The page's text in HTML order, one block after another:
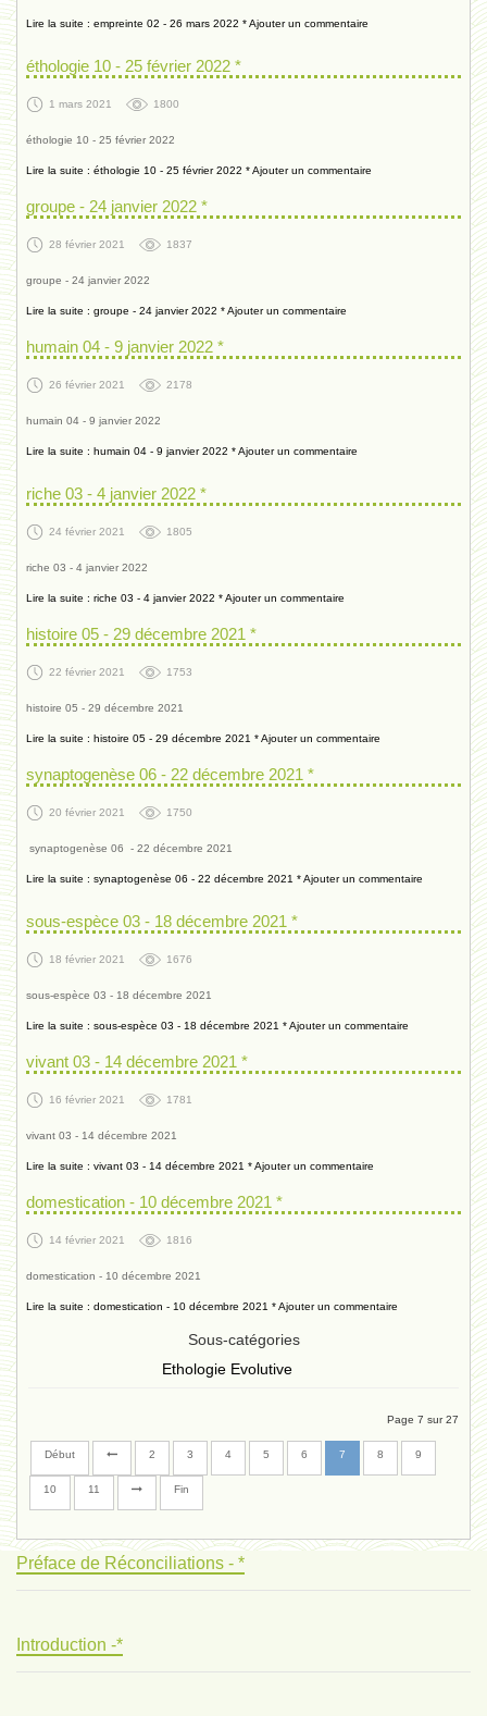
Lire la suite : empreinte 02 - 26 mars 2022 *Ajouter un commentaire
éthologie 10 - 25 février 2022 *
1 mars 2021 1800
éthologie 10 - 25 février 2022
Lire la suite : éthologie 10 - 25 février 2022 *Ajouter un commentaire
groupe - 24 janvier 2022 *
28 février 2021 1837
groupe - 24 janvier 2022
Lire la suite : groupe - 24 janvier 2022 *Ajouter un commentaire
humain 04 - 9 janvier 2022 *
26 février 2021 2178
humain 04 - 9 janvier 2022
Lire la suite : humain 04 - 9 janvier 2022 *Ajouter un commentaire
riche 03 - 4 janvier 2022 *
24 février 2021 1805
riche 03 - 4 janvier 2022
Lire la suite : riche 03 - 4 janvier 2022 *Ajouter un commentaire
histoire 05 - 29 décembre 2021 *
22 février 2021 1753
histoire 05 - 29 décembre 2021
Lire la suite : histoire 05 - 29 décembre 2021 *Ajouter un commentaire
synaptogenèse 06 - 22 décembre 2021 *
20 février 2021 1750
synaptogenèse 06 - 22 décembre 2021
Lire la suite : synaptogenèse 06 - 22 décembre 2021 *Ajouter un commentaire
sous-espèce 03 - 18 décembre 2021 *
18 février 2021 1676
sous-espèce 03 - 18 décembre 2021
Lire la suite : sous-espèce 03 - 18 décembre 2021 *Ajouter un commentaire
vivant 03 - 14 décembre 2021 *
16 février 2021 1781
vivant 03 - 14 décembre 2021
Lire la suite : vivant 03 - 14 décembre 2021 *Ajouter un commentaire
domestication - 10 décembre 2021 *
14 février 2021 1816
domestication - 10 décembre 2021
Lire la suite : domestication - 10 décembre 2021 *Ajouter un commentaire
Sous-catégories
Ethologie Evolutive
Page 7 sur 27
Début 2 3 4 5 6 7 8 9
10 11 Fin
Préface de Réconciliations - *
Introduction -*